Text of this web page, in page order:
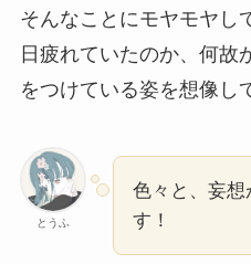
そんなことにモヤモヤし
日疲れていたのか、何故
をつけている姿を想像し
とうふ
色々と、妄
す！